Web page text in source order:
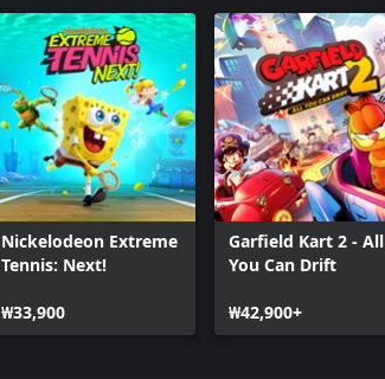
Nickelodeon Extreme
Tennis: Next!
₩33,900
Garfield Kart 2 - All
You Can Drift
₩42,900+